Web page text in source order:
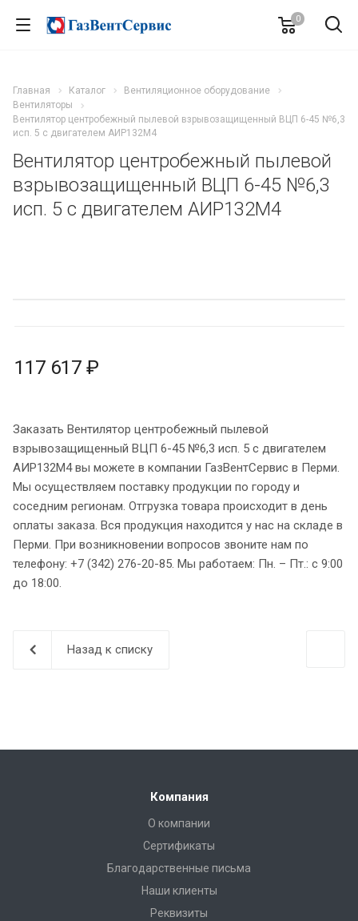
0
Главная Каталог
Вентиляционное оборудование
Вентиляторы
Вентилятор центробежный пылевой взрывозащищенный ВЦП 6-45 №6,3
исп. 5 с двигателем АИР132M4
Вентилятор центробежный пылевой
взрывозащищенный ВЦП 6-45 №6,3
исп. 5 с двигателем АИР132M4
117 617 ₽
Заказать Вентилятор центробежный пылевой
взрывозащищенный ВЦП 6-45 №6,3 исп. 5 с двигателем
АИР132M4 вы можете в компании ГазВентСервис в Перми.
Мы осуществляем поставку продукции по городу и
соседним регионам. Отгрузка товара происходит в день
оплаты заказа. Вся продукция находится у нас на складе в
Перми. При возникновении вопросов звоните нам по
телефону: +7 (342) 276-20-85. Мы работаем: Пн. – Пт.: с 9:00
до 18:00.
Назад к списку
Компания
О компании
Сертификаты
Благодарственные письма
Наши клиенты
Реквизиты